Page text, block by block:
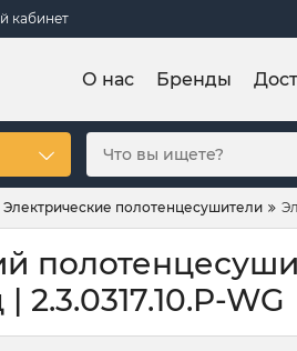
кабинет
О нас Бренды
Электрические полотенцесушители
WG